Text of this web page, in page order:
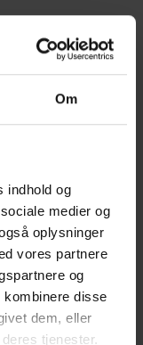
Om
indhold og
medier og
oplysninger
vores partnere
og
kombinere disse
dem, eller
tjenester.
størrelser
værelser.
køkken-
Herudover
et optimalt
Baneby
attraktiv og
byliv men